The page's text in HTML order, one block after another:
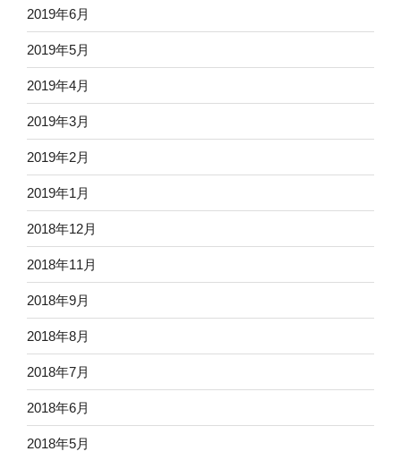
2019年6月
2019年5月
2019年4月
2019年3月
2019年2月
2019年1月
2018年12月
2018年11月
2018年9月
2018年8月
2018年7月
2018年6月
2018年5月